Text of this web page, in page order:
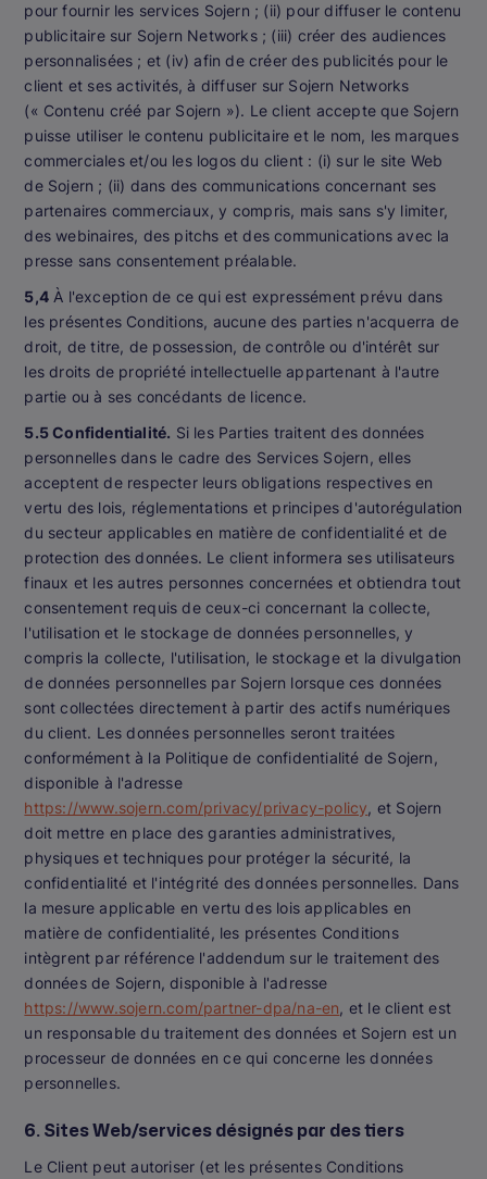
pour fournir les services Sojern ; (ii) pour diffuser le contenu
publicitaire sur Sojern Networks ; (iii) créer des audiences
personnalisées ; et (iv) afin de créer des publicités pour le
client et ses activités, à diffuser sur Sojern Networks
(« Contenu créé par Sojern »). Le client accepte que Sojern
puisse utiliser le contenu publicitaire et le nom, les marques
commerciales et/ou les logos du client : (i) sur le site Web
de Sojern ; (ii) dans des communications concernant ses
partenaires commerciaux, y compris, mais sans s'y limiter,
des webinaires, des pitchs et des communications avec la
presse sans consentement préalable.
5,4 À l'exception de ce qui est expressément prévu dans
les présentes Conditions, aucune des parties n'acquerra de
droit, de titre, de possession, de contrôle ou d'intérêt sur
les droits de propriété intellectuelle appartenant à l'autre
partie ou à ses concédants de licence.
5.5 Confidentialité. Si les Parties traitent des données
personnelles dans le cadre des Services Sojern, elles
acceptent de respecter leurs obligations respectives en
vertu des lois, réglementations et principes d'autorégulation
du secteur applicables en matière de confidentialité et de
protection des données. Le client informera ses utilisateurs
finaux et les autres personnes concernées et obtiendra tout
consentement requis de ceux-ci concernant la collecte,
l'utilisation et le stockage de données personnelles, y
compris la collecte, l'utilisation, le stockage et la divulgation
de données personnelles par Sojern lorsque ces données
sont collectées directement à partir des actifs numériques
du client. Les données personnelles seront traitées
conformément à la Politique de confidentialité de Sojern,
disponible à l'adresse
https://www.sojern.com/privacy/privacy-policy, et Sojern
doit mettre en place des garanties administratives,
physiques et techniques pour protéger la sécurité, la
confidentialité et l'intégrité des données personnelles. Dans
la mesure applicable en vertu des lois applicables en
matière de confidentialité, les présentes Conditions
intègrent par référence l'addendum sur le traitement des
données de Sojern, disponible à l'adresse
https://www.sojern.com/partner-dpa/na-en, et le client est
un responsable du traitement des données et Sojern est un
processeur de données en ce qui concerne les données
personnelles.
6. Sites Web/services désignés par des tiers
Le Client peut autoriser (et les présentes Conditions